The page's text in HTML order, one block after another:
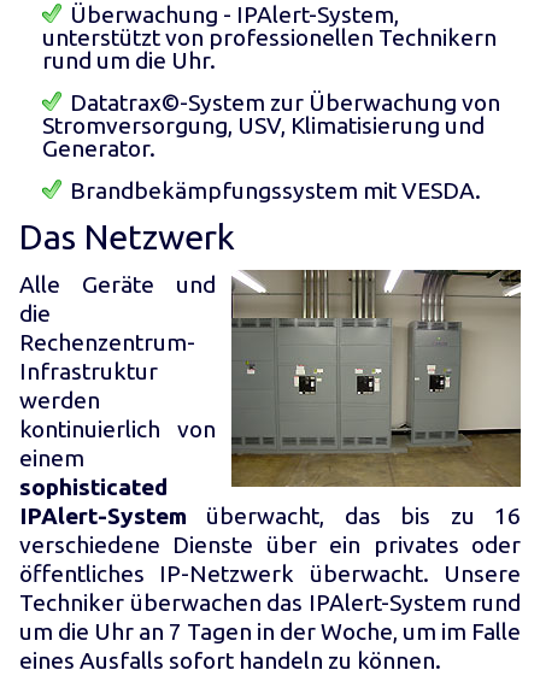
Überwachung - IPAlert-System,
unterstützt von professionellen Technikern
rund um die Uhr.
Datatrax©-System zur Überwachung von
Stromversorgung, USV, Klimatisierung und
Generator.
Brandbekämpfungssystem mit VESDA.
Das Netzwerk
Alle Geräte und
die
Rechenzentrum-
Infrastruktur
werden
kontinuierlich von
einem
sophisticated
IPAlert-System überwacht, das bis zu 16
verschiedene Dienste über ein privates oder
öffentliches IP-Netzwerk überwacht. Unsere
Techniker überwachen das IPAlert-System rund
um die Uhr an 7 Tagen in der Woche, um im Falle
eines Ausfalls sofort handeln zu können.